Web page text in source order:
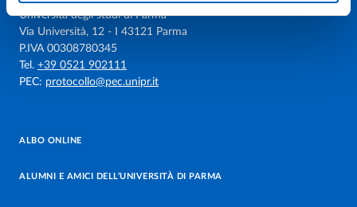
Università degli studi di Parma
Via Università, 12 - I 43121 Parma
P.IVA 00308780345
Tel. +39 0521 902111
PEC: protocollo@pec.unipr.it
ALBO ONLINE
ALUMNI E AMICI DELL’UNIVERSITÀ DI PARMA